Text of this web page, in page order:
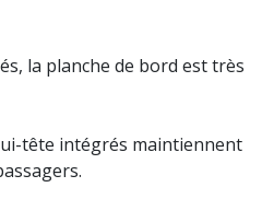
la planche de bord est très
tête intégrés maintiennent